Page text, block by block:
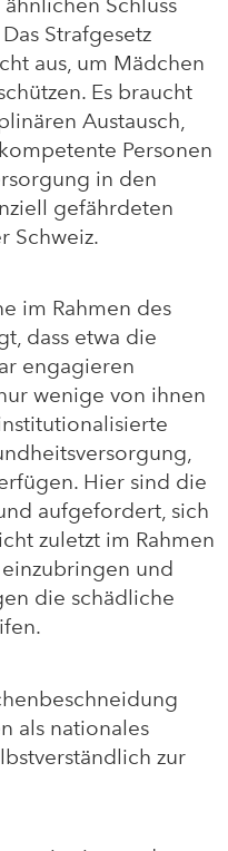
Strafgesetz
aus, um Mädchen
Es braucht
Austausch,
Personen
in den
gefährdeten
Schweiz.
im Rahmen des
dass etwa die
engagieren
wenige von ihnen
Hier sind die
aufgefordert, sich
zuletzt im Rahmen
und
die schädliche
als nationales
zur